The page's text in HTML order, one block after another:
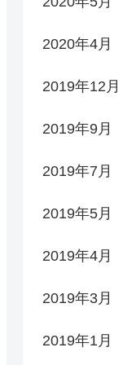
2020年4月
2019年12月
2019年9月
2019年7月
2019年5月
2019年4月
2019年3月
2019年1月